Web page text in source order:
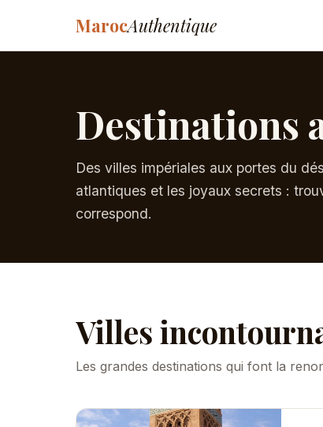
MarocAuthentique
Destinations
Des villes impériales aux portes du
atlantiques et les joyaux secrets :
correspond.
Villes
Les grandes destinations qui font la